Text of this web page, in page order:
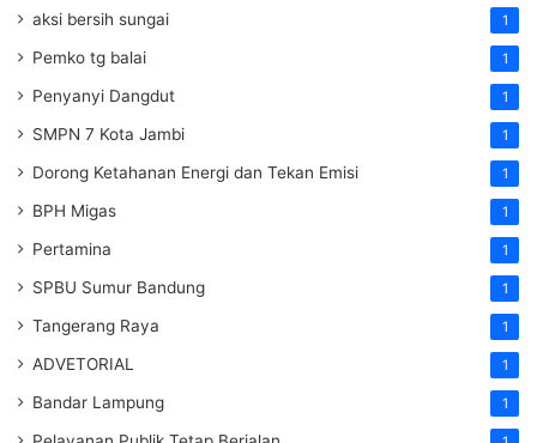
aksi bersih sungai 1
Pemko tg balai 1
Penyanyi Dangdut 1
SMPN 7 Kota Jambi 1
Dorong Ketahanan Energi dan Tekan Emisi 1
BPH Migas 1
Pertamina 1
SPBU Sumur Bandung 1
Tangerang Raya 1
ADVETORIAL 1
Bandar Lampung 1